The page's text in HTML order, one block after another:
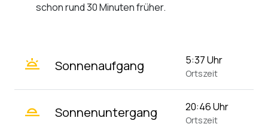
schon rund 30 Minuten früher.
wb_twilight Sonnenaufgang 5:37 Uhr
Ortszeit
wb_twilight_2 Sonnenuntergang 20:46 Uhr
Ortszeit